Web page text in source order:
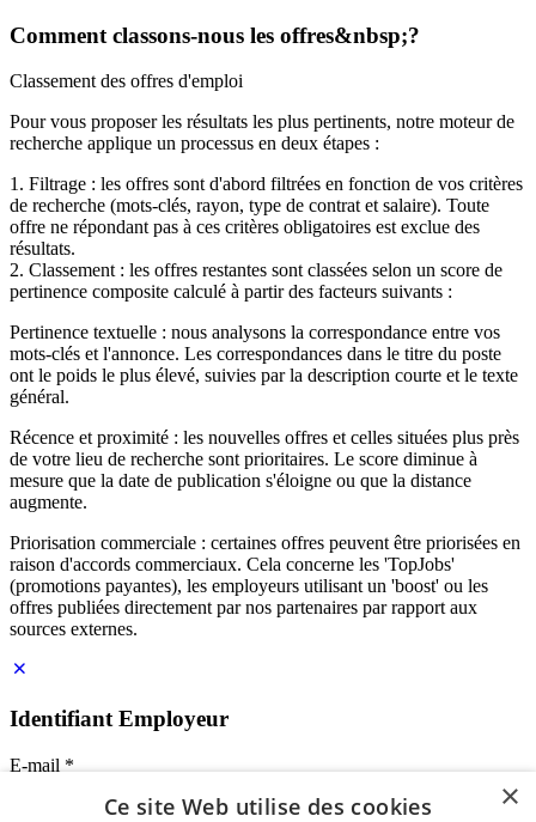
Comment classons-nous les offres&nbsp;?
Classement des offres d'emploi
Pour vous proposer les résultats les plus pertinents, notre moteur de
recherche applique un processus en deux étapes :
1. Filtrage : les offres sont d'abord filtrées en fonction de vos critères
de recherche (mots-clés, rayon, type de contrat et salaire). Toute
offre ne répondant pas à ces critères obligatoires est exclue des
résultats.
2. Classement : les offres restantes sont classées selon un score de
pertinence composite calculé à partir des facteurs suivants :
Pertinence textuelle : nous analysons la correspondance entre vos
mots-clés et l'annonce. Les correspondances dans le titre du poste
ont le poids le plus élevé, suivies par la description courte et le texte
général.
Récence et proximité : les nouvelles offres et celles situées plus près
de votre lieu de recherche sont prioritaires. Le score diminue à
mesure que la date de publication s'éloigne ou que la distance
augmente.
Priorisation commerciale : certaines offres peuvent être priorisées en
raison d'accords commerciaux. Cela concerne les 'TopJobs'
(promotions payantes), les employeurs utilisant un 'boost' ou les
offres publiées directement par nos partenaires par rapport aux
sources externes.
Identifiant Employeur
E-mail *
Mot de passe ×
Ce site Web utilise des cookies